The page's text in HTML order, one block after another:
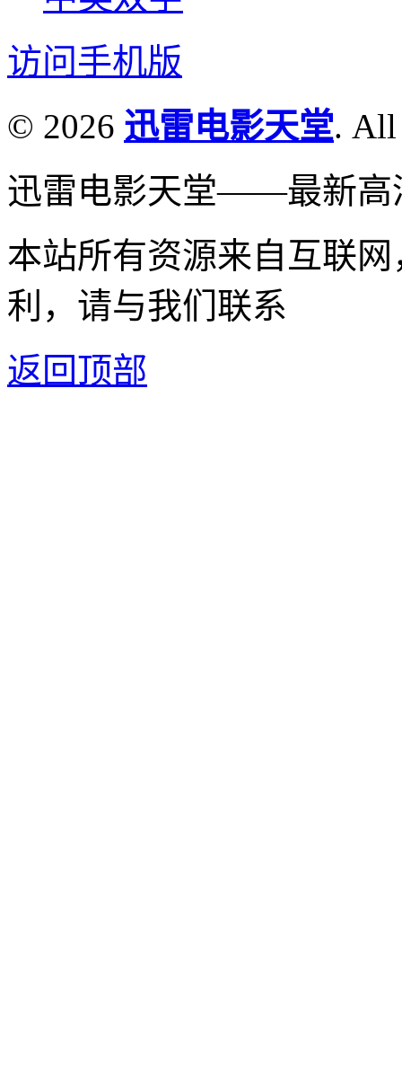
访问手机版
© 2026 迅雷电影天堂. All
迅雷电影天堂——最新高
本站所有资源来自互联
利，请与我们联系
返回顶部